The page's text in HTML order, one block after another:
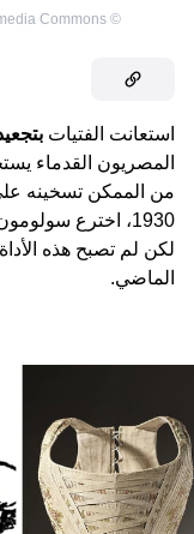
©
Commons
استعانت الفتيات بتجعيد
المصريون القدماء
من الممكن تسخينه
1930، اخترع سولومون
لكن لم تصبح هذه
الماضي.